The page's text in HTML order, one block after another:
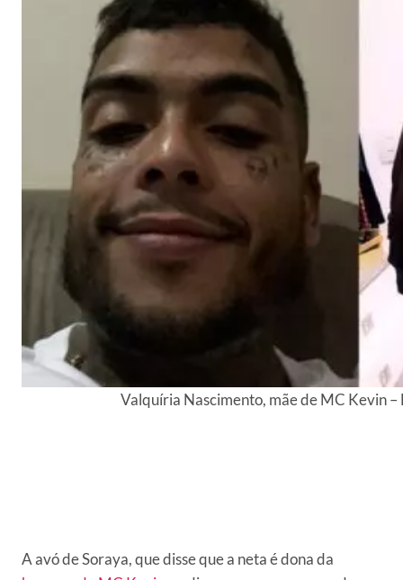
Valquíria Nascimento, mãe de MC Kevin
A avó de Soraya, que disse que a neta é dona da